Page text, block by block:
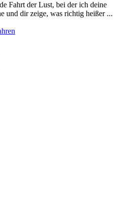
Fahrt der Lust, bei der ich deine
und dir zeige, was richtig heißer ...